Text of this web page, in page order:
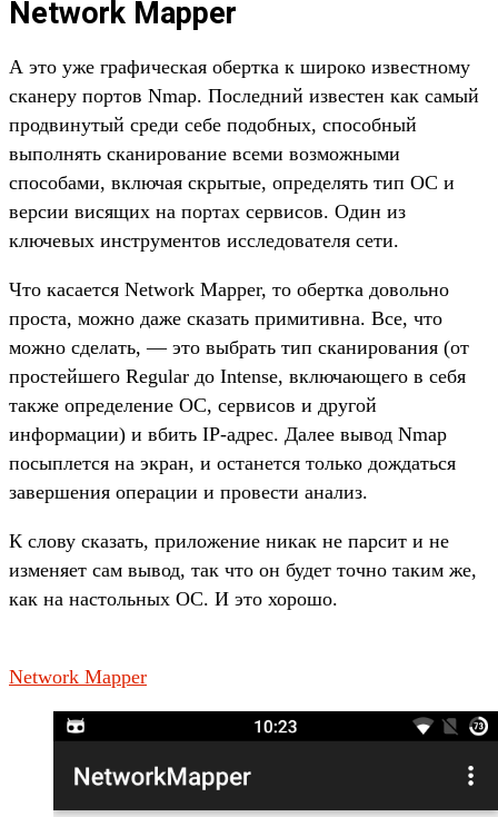
Network Mapper
А это уже графическая обертка к широко известному
сканеру портов Nmap. Последний известен как самый
продвинутый среди себе подобных, способный
выполнять сканирование всеми возможными
способами, включая скрытые, определять тип ОС и
версии висящих на портах сервисов. Один из
ключевых инструментов исследователя сети.
Что касается Network Mapper, то обертка довольно
проста, можно даже сказать примитивна. Все, что
можно сделать, — это выбрать тип сканирования (от
простейшего Regular до Intense, включающего в себя
также определение ОС, сервисов и другой
информации) и вбить IP-адрес. Далее вывод Nmap
посыплется на экран, и останется только дождаться
завершения операции и провести анализ.
К слову сказать, приложение никак не парсит и не
изменяет сам вывод, так что он будет точно таким же,
как на настольных ОС. И это хорошо.
Network Mapper